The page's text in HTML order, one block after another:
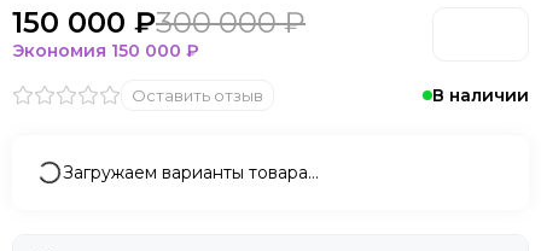
В наличии
Оставить отзыв
150 000 ₽300 000 ₽
Экономия 150 000 ₽
Загружаем варианты товара…